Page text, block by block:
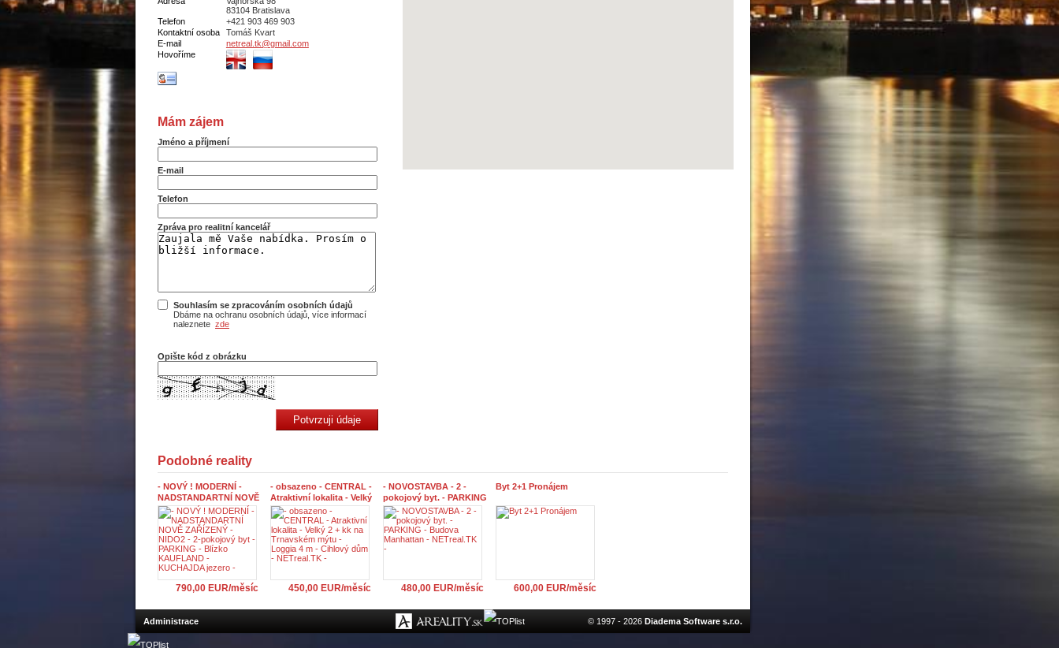
83104 Bratislava
Telefon
+421 903 469 903
Kontaktní osoba
Tomáš Kvart
E-mail
netreal.tk@gmail.com
Hovoříme
Mám zájem
Jméno a příjmení
E-mail
Telefon
Zpráva pro realitní kancelář
Souhlasím se zpracováním osobních údajů
Dbáme na ochranu osobních údajů, více informací
naleznete zde
Opište kód z obrázku
Podobné reality
- NOVÝ ! MODERNÍ -
NADSTANDARTNÍ NOVĚ
ZAŘÍZENÝ - NIDO2 - 2-
pokojový byt - PARKING
- Blízko KAUFLAND -
KUCHAJDA jezero -
790,00 EUR/měsíc
- obsazeno - CENTRAL -
Atraktivní lokalita - Velký
2 + kk na Trnavském
mýtu - Loggia 4 m -
Cihlový dům - NETreal.TK
-
450,00 EUR/měsíc
- NOVOSTAVBA - 2 -
pokojový byt. - PARKING
- Budova Manhattan -
NETreal.TK -
480,00 EUR/měsíc
Byt 2+1 Pronájem
600,00 EUR/měsíc
Administrace © 1997 - 2026 Diadema Software s.r.o.